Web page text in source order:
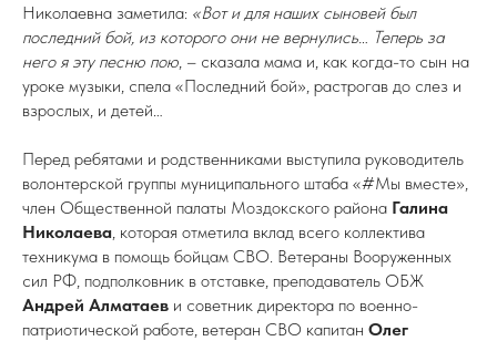
Николаевна заметила: «Вот и для наших сыновей был
последний бой, из которого они не вернулись… Теперь за
него я эту песню пою, – сказала мама и, как когда-то сын на
уроке музыки, спела «Последний бой», растрогав до слез и
взрослых, и детей…
Перед ребятами и родственниками выступила руководитель
волонтерской группы муниципального штаба «#Мы вместе»,
член Общественной палаты Моздокского района Галина
Николаева, которая отметила вклад всего коллектива
техникума в помощь бойцам СВО. Ветераны Вооруженных
сил РФ, подполковник в отставке, преподаватель ОБЖ
Андрей Алматаев и советник директора по военно-
патриотической работе, ветеран СВО капитан Олег